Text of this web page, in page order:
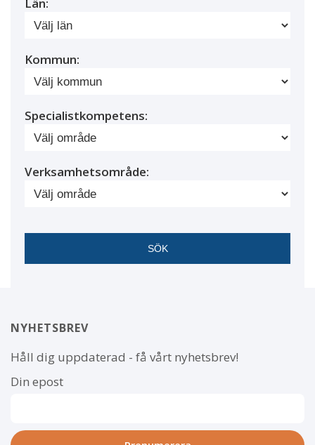
Kommun:
Specialistkompetens:
Verksamhetsområde:
NYHETSBREV
Håll dig uppdaterad - få vårt nyhetsbrev!
Din epost